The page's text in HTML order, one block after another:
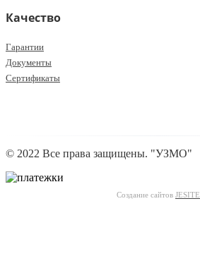
Качество
Гарантии
Документы
Сертификаты
© 2022 Все права защищены. "УЗМО"
Создание сайтов JESITE